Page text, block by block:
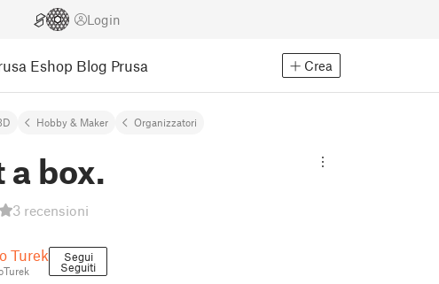
Login
Eshop Blog Prusa Crea
Hobby & Maker Organizzatori
a box.
3 recensioni
Turek Segui
Seguiti